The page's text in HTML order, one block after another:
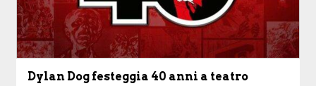
Dylan Dog festeggia 40 anni a teatro